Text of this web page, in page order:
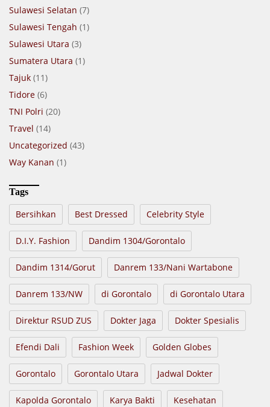
Sulawesi Selatan (7)
Sulawesi Tengah (1)
Sulawesi Utara (3)
Sumatera Utara (1)
Tajuk (11)
Tidore (6)
TNI Polri (20)
Travel (14)
Uncategorized (43)
Way Kanan (1)
Tags
Bersihkan Best Dressed Celebrity Style
D.I.Y. Fashion Dandim 1304/Gorontalo
Dandim 1314/Gorut Danrem 133/Nani Wartabone
Danrem 133/NW di Gorontalo di Gorontalo Utara
Direktur RSUD ZUS Dokter Jaga Dokter Spesialis
Efendi Dali Fashion Week Golden Globes
Gorontalo Gorontalo Utara Jadwal Dokter
Kapolda Gorontalo Karya Bakti Kesehatan